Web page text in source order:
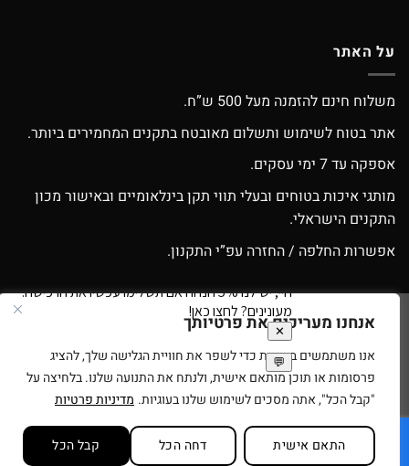
אנחנו מעריכים את פרטיותך
אנו משתמשים בעוגיות כדי לשפר את חוויית הגלישה שלך, להציג
פרסומות או תוכן מותאם אישית, ולנתח את התנועה שלנו. בלחיצה על
"קבל הכל", אתה מסכים לשימוש שלנו בעוגיות.מדיניות פרטיות
התאם אישית דחה הכל קבל הכל
על האתר
משלוח חינם להזמנה מעל 500 ש”ח.
אתר בטוח לשימוש ותשלום מאובטח בתקנים המחמירים ביותר.
אספקה עד 7 ימי עסקים.
מותגי איכות בטוחים ובעלי תווי תקן בינלאומיים ובאישור מכון
התקנים הישראלי.
אפשרות החלפה / החזרה עפ”י התקנון.
Visa
MasterCard
American
Pay
Pay
סניפים תנאי שימוש בית עץ לילדים
רוצים להיות זכיינים של ספירלה צעצועים?
בניית ועיצוב אתרי מסחר Code&Concept Copyright 2026 ©